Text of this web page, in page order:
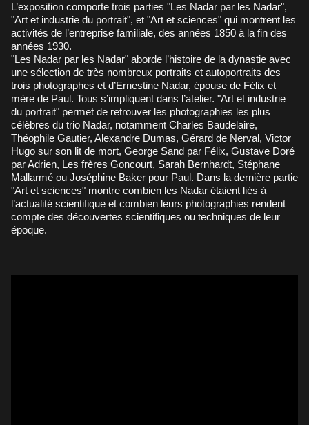
L’exposition comporte trois parties "Les Nadar par les Nadar",
"Art et industrie du portrait", et "Art et sciences" qui montrent les
activités de l’entreprise familiale, des années 1850 à la fin des
années 1930.
"Les Nadar par les Nadar" aborde l’histoire de la dynastie avec
une sélection de très nombreux portraits et autoportraits des
trois photographes et d’Ernestine Nadar, épouse de Félix et
mère de Paul. Tous s’impliquent dans l’atelier. "Art et industrie
du portrait" permet de retrouver les photographies les plus
célèbres du trio Nadar, notamment Charles Baudelaire,
Théophile Gautier, Alexandre Dumas, Gérard de Nerval, Victor
Hugo sur son lit de mort, George Sand par Félix, Gustave Doré
par Adrien, Les frères Goncourt, Sarah Bernhardt, Stéphane
Mallarmé ou Joséphine Baker pour Paul. Dans la dernière partie
"Art et sciences" montre combien les Nadar étaient liés à
l’actualité scientifique et combien leurs photographies rendent
compte des découvertes scientifiques ou techniques de leur
époque.